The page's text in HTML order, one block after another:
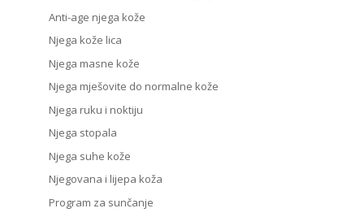
Anti-age njega kože
Njega kože lica
Njega masne kože
Njega mješovite do normalne kože
Njega ruku i noktiju
Njega stopala
Njega suhe kože
Njegovana i lijepa koža
Program za sunčanje